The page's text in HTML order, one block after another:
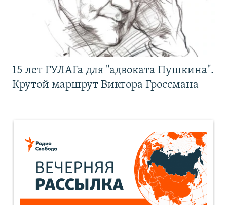
15 лет ГУЛАГа для "адвоката Пушкина".
Крутой маршрут Виктора Гроссмана